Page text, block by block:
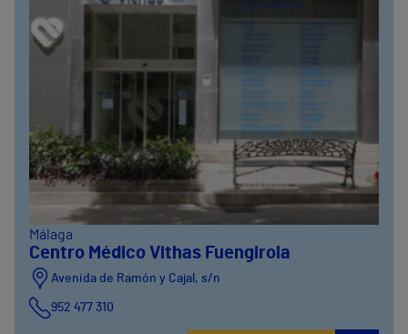
Málaga
Centro Médico Vithas Fuengirola
Avenida de Ramón y Cajal, s/n
952 477 310